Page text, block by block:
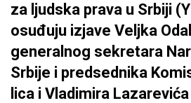
za ljudska prava u Srbiji
osuđuju izjave Veljka
generalnog sekretara
Srbije i predsednika
lica i Vladimira